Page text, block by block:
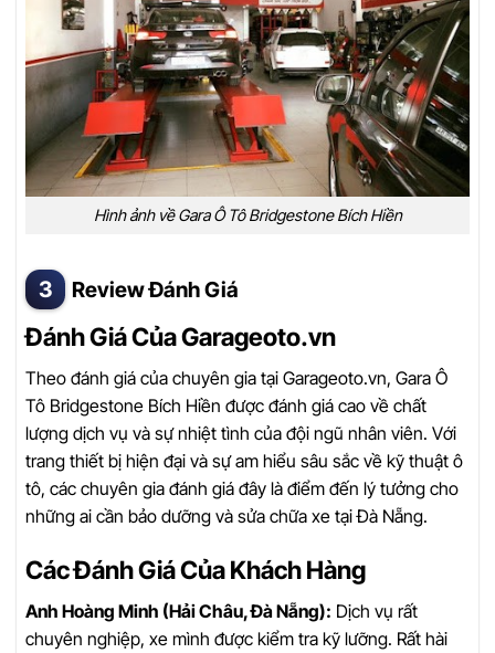
Hình ảnh về Gara Ô Tô Bridgestone Bích Hiền
Review Đánh Giá
Đánh Giá Của Garageoto.vn
Theo đánh giá của chuyên gia tại Garageoto.vn, Gara Ô
Tô Bridgestone Bích Hiền được đánh giá cao về chất
lượng dịch vụ và sự nhiệt tình của đội ngũ nhân viên. Với
trang thiết bị hiện đại và sự am hiểu sâu sắc về kỹ thuật ô
tô, các chuyên gia đánh giá đây là điểm đến lý tưởng cho
những ai cần bảo dưỡng và sửa chữa xe tại Đà Nẵng.
Các Đánh Giá Của Khách Hàng
Anh Hoàng Minh (Hải Châu, Đà Nẵng): Dịch vụ rất
chuyên nghiệp, xe mình được kiểm tra kỹ lưỡng. Rất hài